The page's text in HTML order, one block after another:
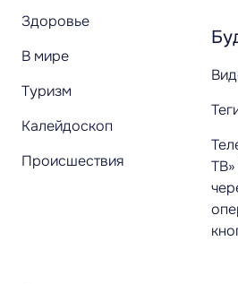
Здоровье
В мире
Туризм
Калейдоскоп
Происшествия